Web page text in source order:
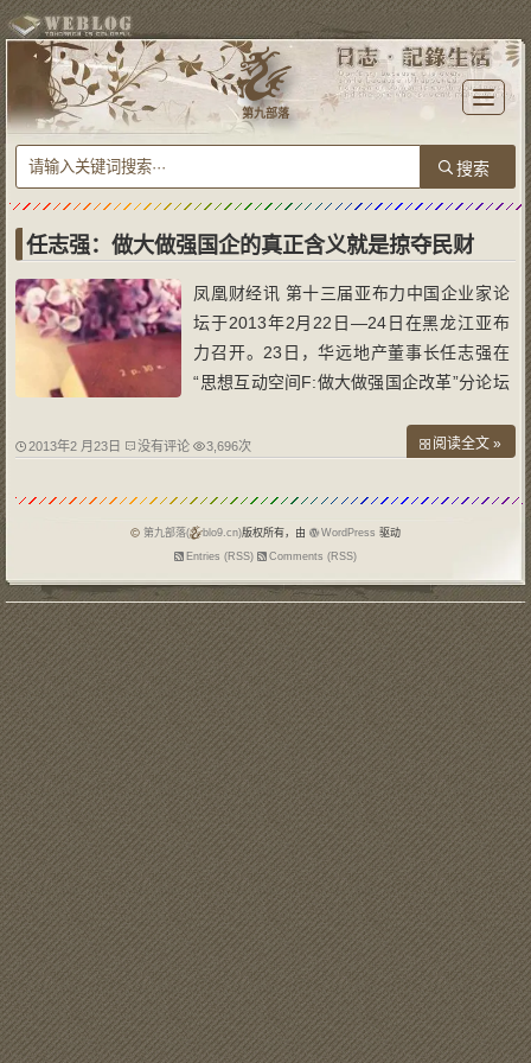
T
o
l
e
n
a
t
i
n
第九部落
任志强：做大做强国企的真正含义就是掠夺民财
凤凰财经讯 第十三届亚布力中国企业家论
坛于2013年2月22日—24日在黑龙江亚布
力召开。23日，华远地产董事长任志强在
“思想互动空间F:做大做强国企改革”分论坛
民财。 任志强说，十四大当时提出的是要
做大做强是对市场经济的一个最大的破坏。
任
2013年2 月23日 没有评论 3,696次 阅读全文 »
第九部落( blo9.cn)版权所有，由 WordPress 驱动
Entries (RSS)
Comments (RSS)